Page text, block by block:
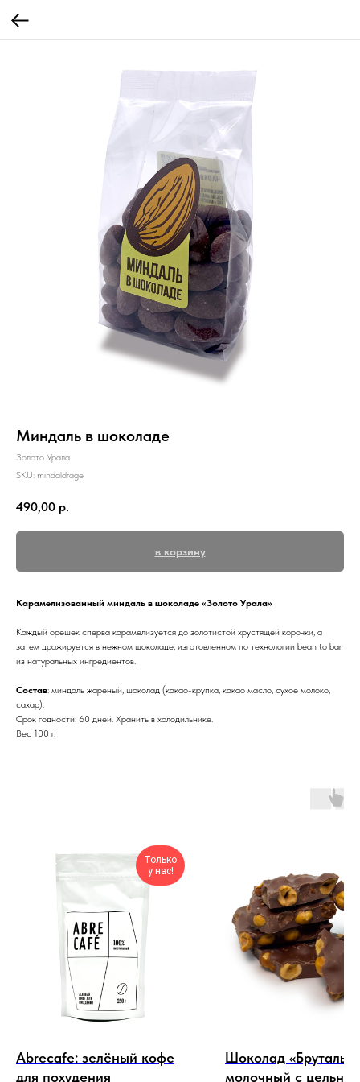
Миндаль в шоколаде
Золото Урала
SKU: mindaldrage
490,00 р.
в корзину
Карамелизованный миндаль в шоколаде «Золото Урала»
Каждый орешек сперва карамелизуется до золотистой хрустящей корочки, а
затем дражируется в нежном шоколаде, изготовленном по технологии bean to bar
из натуральных ингредиентов.
Состав: миндаль жареный, шоколад (какао-крупка, какао масло, сухое молоко,
сахар).
Срок годности: 60 дней. Хранить в холодильнике.
Вес 100 г.
Только
у нас!
Abrecafe: зелёный кофе
для похудения
Шоколад
молочный с